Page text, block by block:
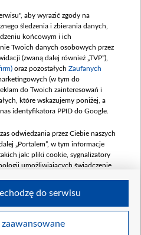
mln, październik 350
000,00 PLN
GRUDZIEŃ 2025
mln)
000,00 PLN
LUTY 2026 (wpłata
180 mln, 8
000,00 PLN
aby wyrazić zgody na
śledzenia i zbierania danych,
końcowym i ich
Twoich danych osobowych przez
(zwaną dalej również „TVP”),
oraz pozostałych Zaufanych
(w tym do
do Twoich zainteresowań i
które wskazujemy poniżej, a
identyfikatora PPID do Google.
odwiedzania przez Ciebie naszych
„Portalem”, w tym informacje
jak: pliki cookie, sygnalizatory
umożliwiających świadczenie
odwiedzania przez Ciebie
do serwisu